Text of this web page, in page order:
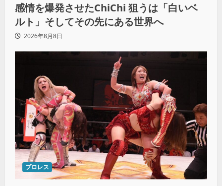
感情を爆発させたChiChi 狙うは「白いベ
ルト」そしてその先にある世界へ
2026年8月8日
プロレス